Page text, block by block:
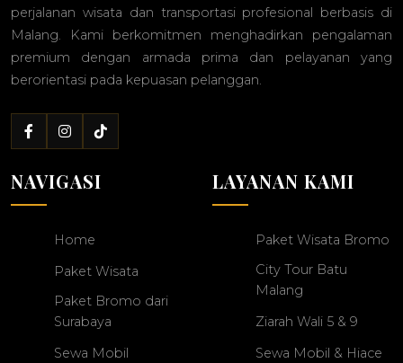
perjalanan wisata dan transportasi profesional berbasis di
Malang. Kami berkomitmen menghadirkan pengalaman
premium dengan armada prima dan pelayanan yang
berorientasi pada kepuasan pelanggan.
NAVIGASI
Home
Paket Wisata
Paket Bromo dari
Surabaya
Sewa Mobil
LAYANAN KAMI
Paket Wisata Bromo
City Tour Batu
Malang
Ziarah Wali 5 & 9
Sewa Mobil & Hiace